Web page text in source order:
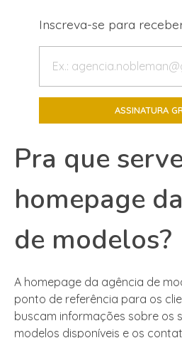
Inscreva-se para
Pra que
homepage
de modelos?
A homepage da agência de
ponto de referência para os
buscam informações sobre os
modelos disponíveis e os